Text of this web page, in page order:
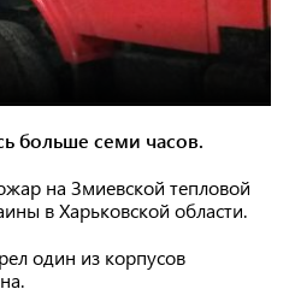
больше семи часов.
на Змиевской тепловой
в Харьковской области.
один из корпусов